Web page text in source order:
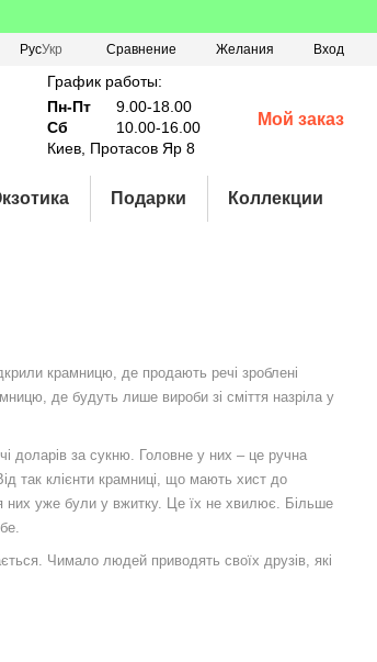
РусУкр Сравнение Желания Вход
График работы:
Пн-Пт
9.00-18.00
Сб
10.00-16.00
Киев, Протасов Яр 8
Мой заказ
Подарки Коллекции
крамницю, де продають речі зроблені
де будуть лише вироби зі сміття назріла у
доларів за сукню. Головне у них – це ручна
так клієнти крамниці, що мають хист до
них уже були у вжитку. Це їх не хвилює. Більше
Чимало людей приводять своїх друзів, які